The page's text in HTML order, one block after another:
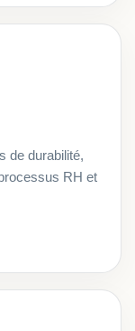
de durabilité,
RH et